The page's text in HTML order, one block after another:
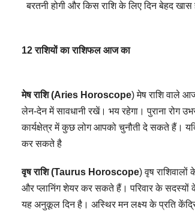
बरतनी होगी और किस राशि के लिए दिन बेहद
12 राशियों का राशिफल आज का
मेष राशि (Aries Horoscope) मेष राशि वाले
लेन-देन में सावधानी रखें। भय रहेगा। पुराना रोग
कार्यक्षेत्र में कुछ लोग आपको चुनौती दे सकते हैं।
कर सकते है
वृष राशि (Taurus Horoscope) वृष
और प्लानिंग शेयर कर सकते हैं। परिवार के सदस्यों
यह अनुकूल दिन है। अस्थिर मन लक्ष्य के प्रति